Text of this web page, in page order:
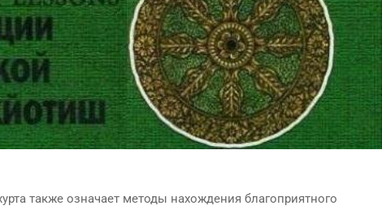
также означает методы нахождения благоприятного